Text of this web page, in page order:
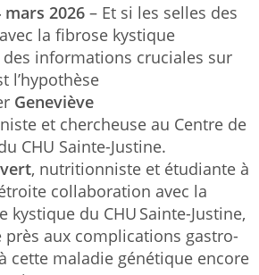
mars 2026 – Et si les selles des
la fibrose kystique
informations cruciales sur
l’hypothèse
Geneviève
et chercheuse au Centre de
CHU Sainte-Justine.
, nutritionniste et étudiante à
collaboration avec la
du CHU Sainte-Justine,
près aux complications gastro-
cette maladie génétique encore